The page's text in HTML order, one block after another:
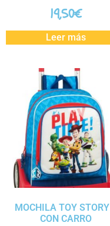
19,50€
Leer más
MOCHILA TOY
CON CARRO